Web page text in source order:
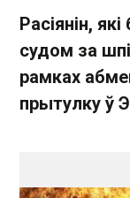
Расіянін,
судом за
рамках
прытулку ў